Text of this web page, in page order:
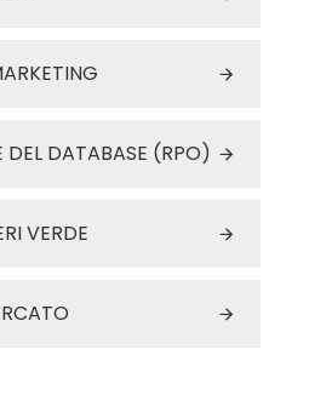
DEL DATABASE (RPO)
VERDE